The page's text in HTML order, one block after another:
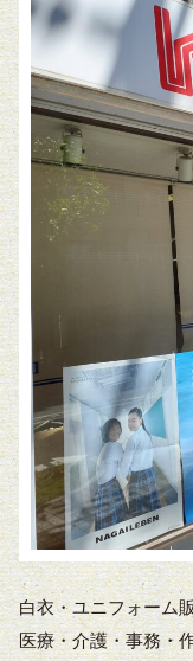
白衣・ユニフォーム
医療・介護・事務・